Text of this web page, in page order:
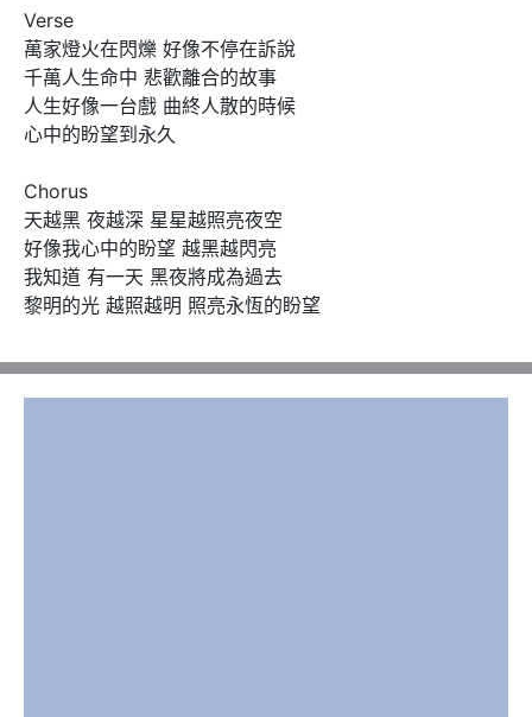
Verse
萬家燈火在閃爍 好像不停在訴說
千萬人生命中 悲歡離合的故事
人生好像一台戲 曲終人散的時候
心中的盼望到永久
Chorus
天越黑 夜越深 星星越照亮夜空
好像我心中的盼望 越黑越閃亮
我知道 有一天 黑夜將成為過去
黎明的光 越照越明 照亮永恆的盼望